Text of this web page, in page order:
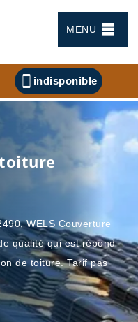
MENU
indisponible
WELS Couverture
qualité qui est répond
de toiture. Tarif pas